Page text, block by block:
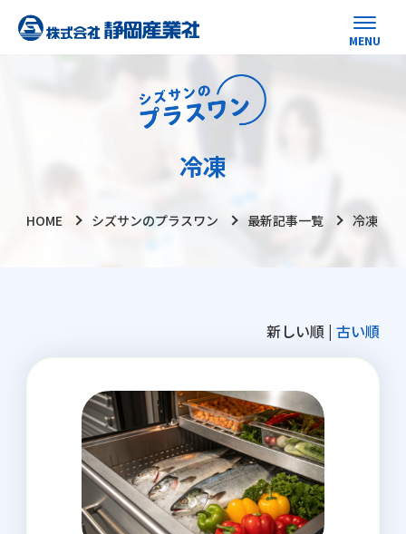
冷凍
HOME シズサンのプラスワン 最新記事一覧 冷凍
新しい順 |古い順